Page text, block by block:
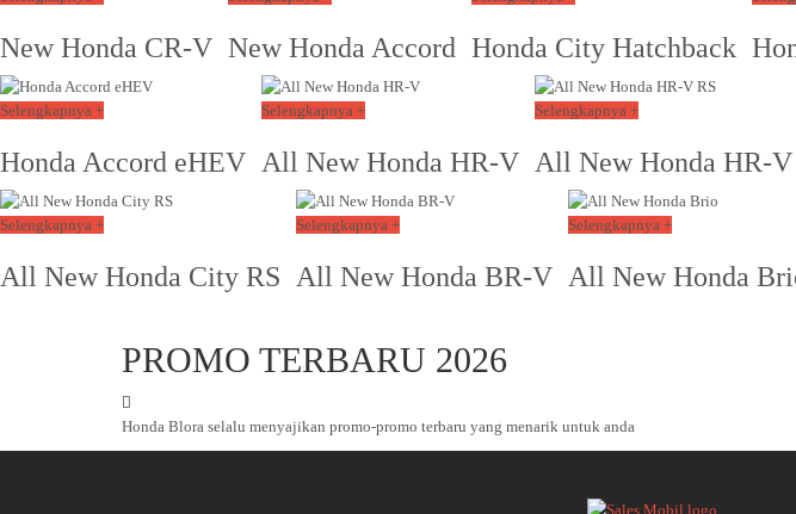
New Honda CR-V New Honda Accord Honda City Hatchback
Selengkapnya +
Honda Accord eHEV
Selengkapnya +
All New Honda HR-V
Selengkapnya +
All New Honda HR-V
Selengkapnya +
All New Honda City RS
Selengkapnya +
All New Honda BR-V
Selengkapnya +
All New Honda
PROMO TERBARU 2026
Honda Blora selalu menyajikan promo-promo terbaru yang menarik untuk anda